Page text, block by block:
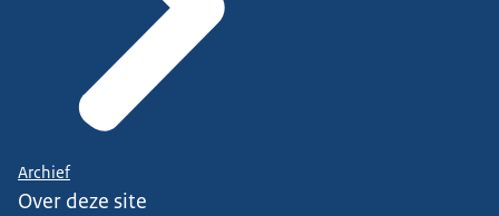
Archief
Over deze site